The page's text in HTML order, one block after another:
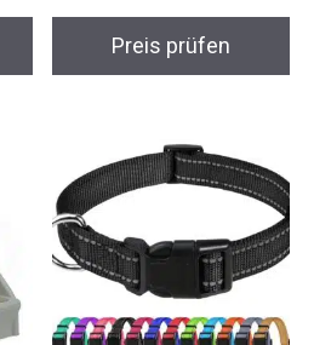
Preis prüfen